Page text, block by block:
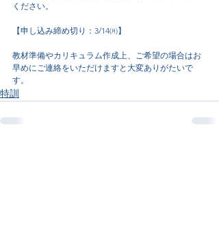
ください。
【申し込み締め切り：3/14㈪】
教材準備やカリキュラム作成上、ご希望の場合はお
早めにご連絡をいただけますと大変ありがたいで
す。
特訓